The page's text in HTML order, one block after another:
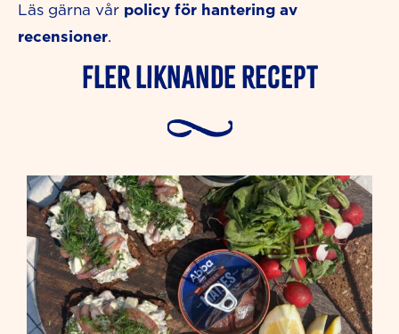
Läs gärna vår policy för hantering av
recensioner.
Fler liknande Recept